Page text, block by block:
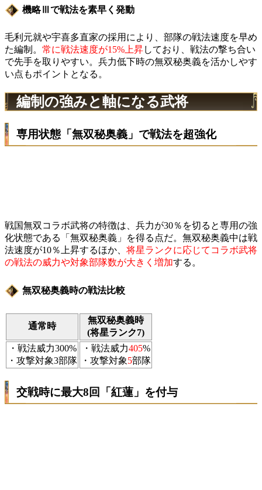
機略Ⅲで戦法を素早く発動
毛利元就や宇喜多直家の採用により、部隊の戦法速度を早め
た編制。 常に戦法速度が15%上昇しており、戦法の撃ち合い
で先手を取りやすい。兵力低下時の無双秘奥義を活かしやす
い点もポイントとなる。
編制の強みと軸になる武将
専用状態「無双秘奥義」で戦法を超強化
戦国無双コラボ武将の特徴は、兵力が30％を切ると専用の強
化状態である「無双秘奥義」を得る点だ。無双秘奥義中は戦
法速度が10％上昇するほか、 将星ランクに応じてコラボ武将
の戦法の威力や対象部隊数が大きく増加する。
無双秘奥義時の戦法比較
通常時
無双秘奥義時
(将星ランク7)
・戦法威力300%
・攻撃対象3部隊
・戦法威力405%
・攻撃対象5部隊
交戦時に最大8回「紅蓮」を付与